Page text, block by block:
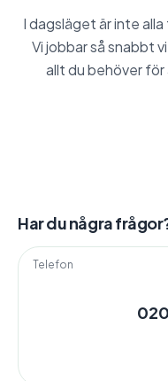
I dagsläget är inte
Vi jobbar så snabbt
allt du behöver
Har du några
Telefon